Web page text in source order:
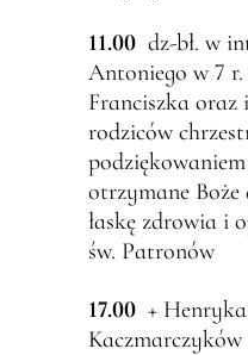
11.00 dz-bł. w
Antoniego w 7
Franciszka oraz
rodziców
otrzymane
łaskę zdrowia i
św. Patronów
17.00 +